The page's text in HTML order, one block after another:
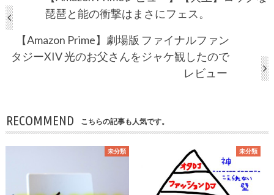
琵琶と能の衝撃はまさにフェス。
【Amazon Prime】劇場版 ファイナルファン
タジーXIV 光のお父さんをジャケ観したので
レビュー
RECOMMEND こちらの記事も人気です。
未分類 未分類